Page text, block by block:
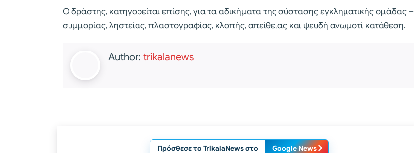
Ο δράστης, κατηγορείται επίσης, για τα αδικήματα της σύστασης εγκληματικής ομάδας –
συμμορίας, ληστείας, πλαστογραφίας, κλοπής, απείθειας και ψευδή ανωμοτί κατάθεση.
Author: trikalanews
Πρόσθεσε το TrikalaNews στο Google News